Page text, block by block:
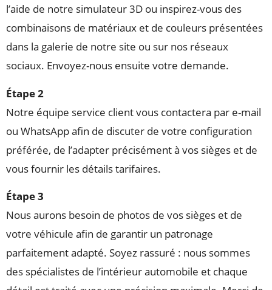
l’aide de notre simulateur 3D ou inspirez-vous des
combinaisons de matériaux et de couleurs présentées
dans la galerie de notre site ou sur nos réseaux
sociaux. Envoyez-nous ensuite votre demande.
Étape 2
Notre équipe service client vous contactera par e-mail
ou WhatsApp afin de discuter de votre configuration
préférée, de l’adapter précisément à vos sièges et de
vous fournir les détails tarifaires.
Étape 3
Nous aurons besoin de photos de vos sièges et de
votre véhicule afin de garantir un patronage
parfaitement adapté. Soyez rassuré : nous sommes
des spécialistes de l’intérieur automobile et chaque